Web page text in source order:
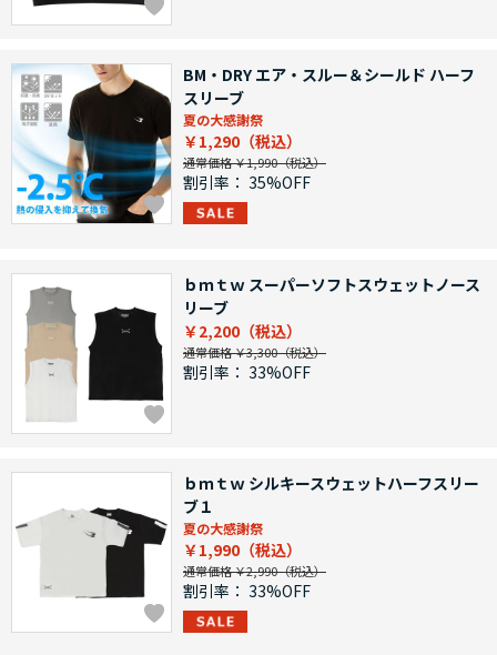
BM・DRY エア・スルー＆シールド ハーフ
スリーブ
夏の大感謝祭
￥1,290
通常価格 ￥1,990
割引率： 35%OFF
ｂｍｔｗ スーパーソフトスウェットノース
リーブ
￥2,200
通常価格 ￥3,300
割引率： 33%OFF
ｂｍｔｗ シルキースウェットハーフスリー
ブ１
夏の大感謝祭
￥1,990
通常価格 ￥2,990
割引率： 33%OFF